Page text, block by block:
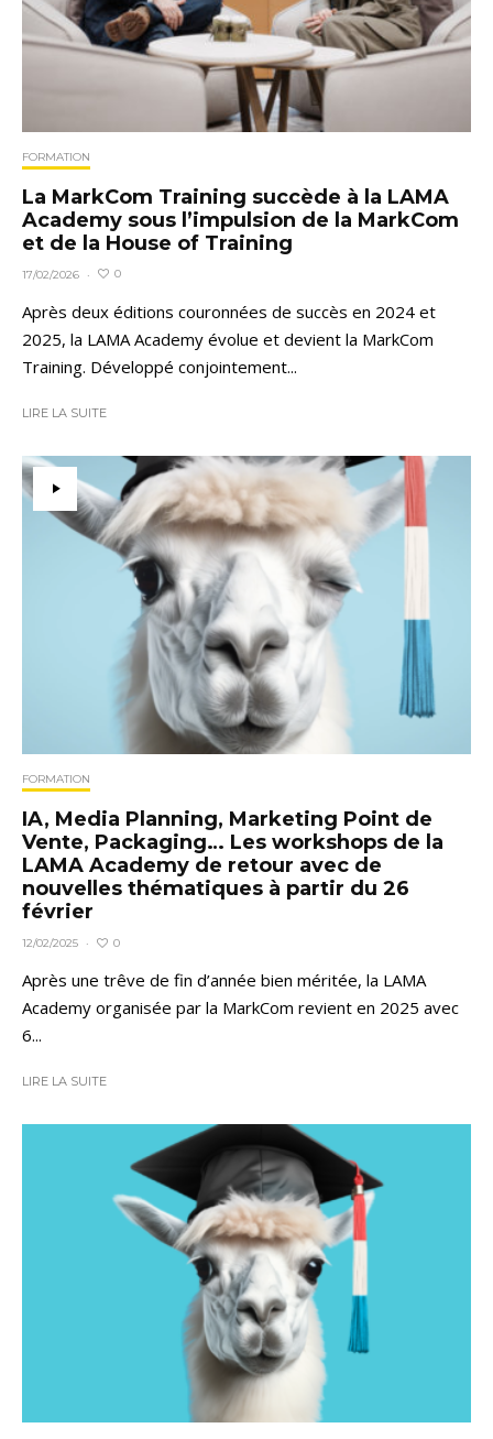
FORMATION
La MarkCom Training succède à la LAMA
Academy sous l’impulsion de la MarkCom
et de la House of Training
17/02/2026 · 0
Après deux éditions couronnées de succès en 2024 et
2025, la LAMA Academy évolue et devient la MarkCom
Training. Développé conjointement...
LIRE LA SUITE
FORMATION
IA, Media Planning, Marketing Point de
Vente, Packaging… Les workshops de la
LAMA Academy de retour avec de
nouvelles thématiques à partir du 26
février
12/02/2025 · 0
Après une trêve de fin d’année bien méritée, la LAMA
Academy organisée par la MarkCom revient en 2025 avec
6...
LIRE LA SUITE